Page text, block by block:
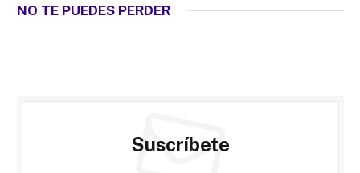
NO TE PUEDES PERDER
Suscríbete